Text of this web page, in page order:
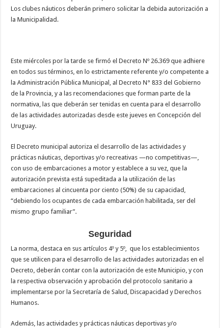
Los clubes náuticos deberán primero solicitar la debida autorización a
la Municipalidad.
Este miércoles por la tarde se firmó el Decreto Nº 26.369 que adhiere
en todos sus términos, en lo estrictamente referente y/o competente a
la Administración Pública Municipal, al Decreto N° 833 del Gobierno
de la Provincia, y a las recomendaciones que forman parte de la
normativa, las que deberán ser tenidas en cuenta para el desarrollo
de las actividades autorizadas desde este jueves en Concepción del
Uruguay.
El Decreto municipal autoriza el desarrollo de las actividades y
prácticas náuticas, deportivas y/o recreativas —no competitivas—,
con uso de embarcaciones a motor y establece a su vez, que la
autorización prevista está supeditada a la utilización de las
embarcaciones al cincuenta por ciento (50%) de su capacidad,
“debiendo los ocupantes de cada embarcación habilitada, ser del
mismo grupo familiar”.
Seguridad
La norma, destaca en sus artículos 4º y 5º, que los establecimientos
que se utilicen para el desarrollo de las actividades autorizadas en el
Decreto, deberán contar con la autorización de este Municipio, y con
la respectiva observación y aprobación del protocolo sanitario a
implementarse por la Secretaría de Salud, Discapacidad y Derechos
Humanos.
Además, las actividades y prácticas náuticas deportivas y/o